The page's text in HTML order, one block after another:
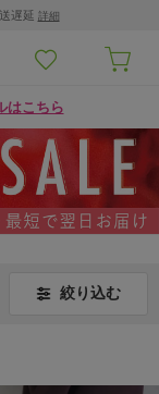
遅延 詳細
はこちら
絞り込む